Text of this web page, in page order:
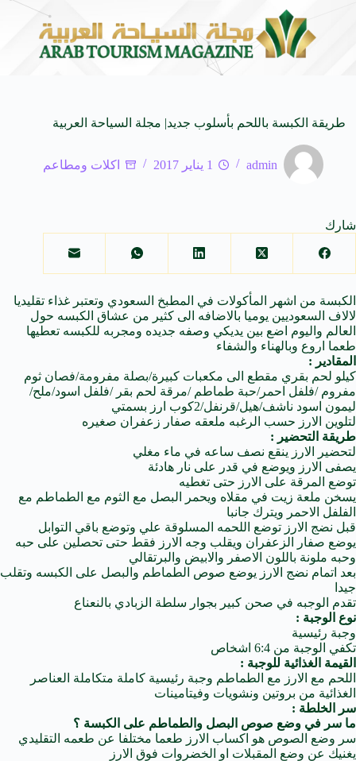
المنظمة العربية للسياحة تدعو لتخصيص خط هاتفي موحد 126 لتلقى بلاغات السائحين عند تعرضهم لأي مشاكل أثناء رحلاتهم السياحية بكافه الدول العربية
طريقة الكبسة باللحم بأسلوب جديد| مجلة السياحة العربية
admin 1 يناير 2017 اكلات ومطاعم
شارك
الكبسة من اشهر المأكولات في المطبخ السعودي وتعتبر غذاء تقليديا
لالاف السعوديين يوميا بالاضافه الى كثير من عشاق الكبسه حول
العالم واليوم اضع بين يديكي وصفه جديده ومجربه للكبسه تعطيها
طعما اروع وبالهناء والشفاء
المقادير :
كيلو لحم بقري مقطع الى مكعبات كبيرة/بصلة مفرومة/فصان ثوم
مفروم /فلفل احمر/حبة طماطم /مرقة لحم بقر /فلفل اسود/ملح/
ليمون اسود ناشف/هيل/قرنفل/2كوب ارز بسمتي
لتلوين الارز حسب الرغبه ملعقه صفار زعفران صغيره
طريقة التحضير :
لتحضير الارز ينقع نصف ساعه في ماء مغلي
يصفى الارز ويوضع في قدر على نار هادئة
توضع المرقة على الارز حتى تغطيه
يسخن ملعة زيت في مقلاه ويحمر البصل مع الثوم مع الطماطم مع
الفلفل الاحمر ويترك جانبا
قبل نضج الارز توضع اللحمه المسلوقة علي وتوضع باقي التوابل
يوضع صفار الزعفران ويقلب وجه الارز فقط حتى تحصلين على حبه
وحبه ملونة باللون الاصفر والابيض والبرتقالي
بعد اتمام نضج الارز يوضع صوص الطماطم والبصل على الكبسه وتقلب
جيدا
تقدم الوجبه في صحن كبير بجوار سلطة الزبادي بالنعناع
نوع الوجبة :
وجبة رئيسية
تكفي الوجبة من 6:4 اشخاص
القيمة الغذائية للوجبة :
اللحم مع الارز مع الطماطم وجبة رئيسية كاملة متكاملة العناصر
الغذائية من بروتين ونشويات وفيتامينات
سر الخلطة :
ما سر في وضع صوص البصل والطماطم على الكبسة ؟
سر وضع الصوص هو اكساب الارز طعما مختلفا عن طعمه التقليدي
يغنيك عن وضع المقبلات او الخضروات فوق الارز